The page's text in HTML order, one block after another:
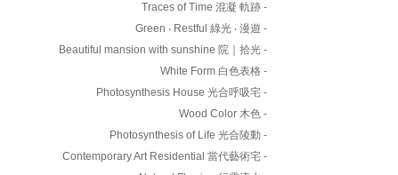
Traces of Time 混凝 軌跡 -
Green ‧ Restful 綠光 ‧ 漫遊 -
Beautiful mansion with sunshine 院｜拾光 -
White Form 白色表格 -
Photosynthesis House 光合呼吸宅 -
Wood Color 木色 -
Photosynthesis of Life 光合陵動 -
Contemporary Art Residential 當代藝術宅 -